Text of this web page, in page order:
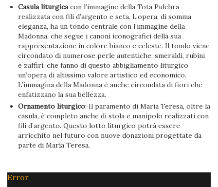
Casula liturgicacon l’immagine della Tota Pulchra
realizzata con fili d’argento e seta. L’opera, di somma
eleganza, ha un tondo centrale con l’immagine della
Madonna, che segue i canoni iconografici della sua
rappresentazione in colore bianco e celeste. Il tondo viene
circondato di numerose perle autentiche, smeraldi, rubini
e zaffiri, che fanno di questo abbigliamento liturgico
un’opera di altissimo valore artistico ed economico.
L’immagina della Madonna è anche circondata di fiori che
enfatizzano la sua bellezza.
Ornamento liturgico: Il paramento di Maria Teresa, oltre la
casula, è completo anche di stola e manipolo realizzati con
fili d’argento. Questo lotto liturgico potrà essere
arricchito nel futuro con nuove donazioni progettate da
parte di María Teresa.
Error